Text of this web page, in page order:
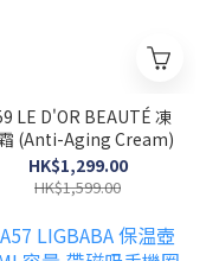
凍
(Anti-Aging Cream)
HK$1,299.00
HK$1,599.00